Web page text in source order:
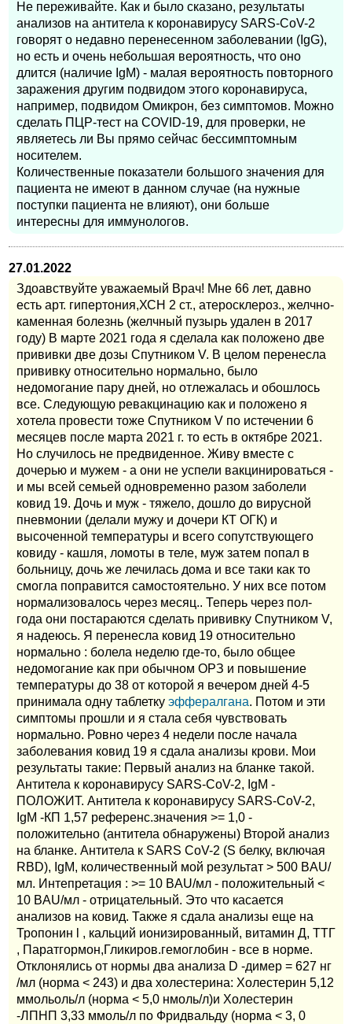
Не переживайте. Как и было сказано, результаты
анализов на антитела к коронавирусу SARS-CoV-2
говорят о недавно перенесенном заболевании (IgG),
но есть и очень небольшая вероятность, что оно
длится (наличие IgM) - малая вероятность повторного
заражения другим подвидом этого коронавируса,
например, подвидом Омикрон, без симптомов. Можно
сделать ПЦР-тест на COVID-19, для проверки, не
являетесь ли Вы прямо сейчас бессимптомным
носителем.
Количественные показатели большого значения для
пациента не имеют в данном случае (на нужные
поступки пациента не влияют), они больше
интересны для иммунологов.
27.01.2022
Здоавствуйте уважаемый Врач! Мне 66 лет, давно
есть арт. гипертония,ХСН 2 ст., атеросклероз., желчно-
каменная болезнь (желчный пузырь удален в 2017
году) В марте 2021 года я сделала как положено две
прививки две дозы Спутником V. В целом перенесла
прививку относительно нормально, было
недомогание пару дней, но отлежалась и обошлось
все. Следующую ревакцинацию как и положено я
хотела провести тоже Спутником V по истечении 6
месяцев после марта 2021 г. то есть в октябре 2021.
Но случилось не предвиденное. Живу вместе с
дочерью и мужем - а они не успели вакцинироваться -
и мы всей семьей одновременно разом заболели
ковид 19. Дочь и муж - тяжело, дошло до вирусной
пневмонии (делали мужу и дочери КТ ОГК) и
высоченной температуры и всего сопутствующего
ковиду - кашля, ломоты в теле, муж затем попал в
больницу, дочь же лечилась дома и все таки как то
смогла поправится самостоятельно. У них все потом
нормализовалось через месяц.. Теперь через пол-
года они постараются сделать прививку Спутником V,
я надеюсь. Я перенесла ковид 19 относительно
нормально : болела неделю где-то, было общее
недомогание как при обычном ОРЗ и повышение
температуры до 38 от которой я вечером дней 4-5
принимала одну таблетку эффералгана. Потом и эти
симптомы прошли и я стала себя чувствовать
нормально. Ровно через 4 недели после начала
заболевания ковид 19 я сдала анализы крови. Мои
результаты такие: Первый анализ на бланке такой.
Антитела к коронавирусу SARS-CoV-2, IgM -
ПОЛОЖИТ. Антитела к коронавирусу SARS-CoV-2,
IgM -КП 1,57 референс.значения >= 1,0 -
положительно (антитела обнаружены) Второй анализ
на бланке. Антитела к SARS CoV-2 (S белку, включая
RBD), IgM, количественный мой результат > 500 BAU/
мл. Интепретация : >= 10 BAU/мл - положительный <
10 BAU/мл - отрицательный. Это что касается
анализов на ковид. Также я сдала анализы еще на
Тропонин l , кальций ионизированный, витамин Д, ТТГ
, Паратгормон,Гликиров.гемоглобин - все в норме.
Отклонялись от нормы два анализа D -димер = 627 нг
/мл (норма < 243) и два холестерина: Холестерин 5,12
ммольоль/л (норма < 5,0 нмоль/л)и Холестерин
-ЛПНП 3,33 ммоль/л по Фридвальду (норма < 3, 0